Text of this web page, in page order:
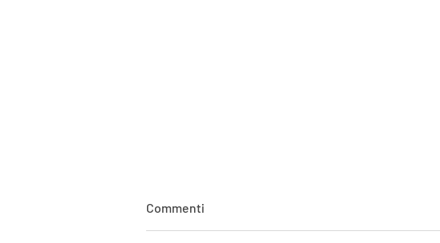
Commenti